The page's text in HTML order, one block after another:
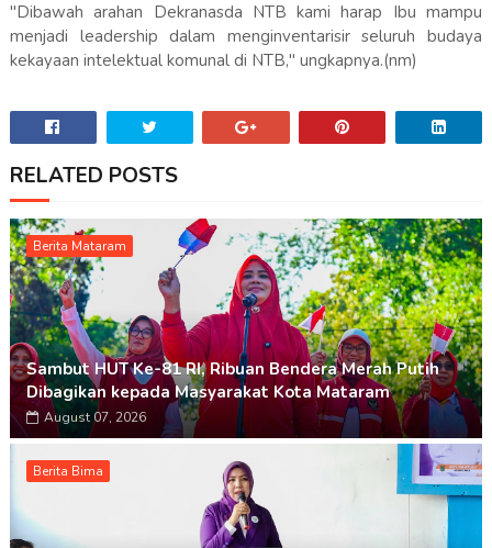
"Dibawah arahan Dekranasda NTB kami harap Ibu mampu
menjadi leadership dalam menginventarisir seluruh budaya
kekayaan intelektual komunal di NTB," ungkapnya.(nm)
RELATED POSTS
Berita Mataram
Sambut HUT Ke-81 RI, Ribuan Bendera Merah Putih
Dibagikan kepada Masyarakat Kota Mataram
August 07, 2026
Berita Bima